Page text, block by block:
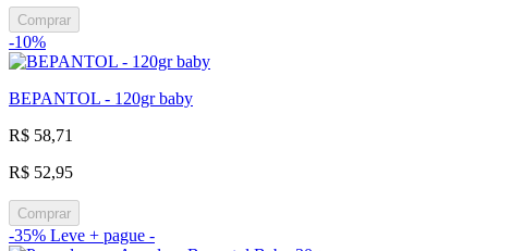
Comprar
-10%
BEPANTOL - 120gr baby
R$ 58,71
R$ 52,95
Comprar
-35% Leve + pague -